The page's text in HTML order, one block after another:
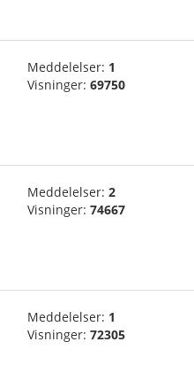
Meddelelser: 1
Visninger: 69750
Meddelelser: 2
Visninger: 74667
Meddelelser: 1
Visninger: 72305